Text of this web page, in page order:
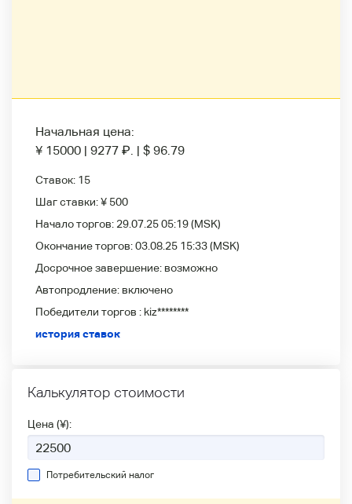
Начальная цена:
¥ 15000 | 9277 ₽. | $ 96.79
Ставок: 15
Шаг ставки:¥ 500
Начало торгов: 29.07.25 05:19(MSK)
Окончание торгов:03.08.25 15:33(MSK)
Досрочное завершение: возможно
Автопродление: включено
Победители
торгов : kiz********
история ставок
Калькулятор стоимости
Цена (¥):
Потребительский налог